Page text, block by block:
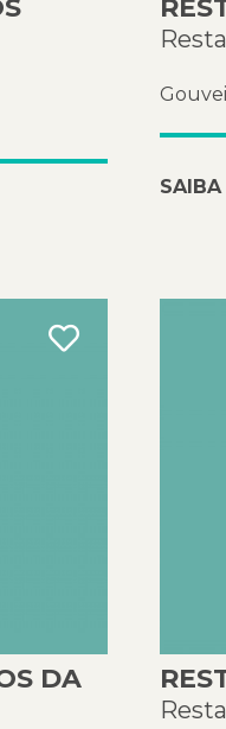
SAIBA
DA